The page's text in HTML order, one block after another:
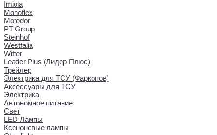
Imiola
Monoflex
Motodor
PT Group
Steinhof
Westfalia
Witter
Leader Plus (Лидер Плюс)
Трейлер
Электрика для ТСУ (Фаркопов)
Аксессуары для ТСУ
Электрика
Автономное питание
Свет
LED Лампы
Ксеноновые лампы